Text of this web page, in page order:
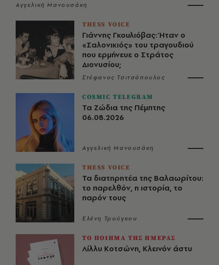
Αγγελική Μανουσάκη
THESS VOICE
Γιάννης Γκουλιόβας: Ήταν ο
«Σαλονικιός» του τραγουδιού
που ερμήνευε ο Στράτος
Διονυσίου;
Στέφανος Τσιτσόπουλος
COSMIC TELEGRAM
Τα Ζώδια της Πέμπτης
06.08.2026
Αγγελική Μανουσάκη
THESS VOICE
Τα διατηρητέα της Βαλαωρίτου:
το παρελθόν, η ιστορία, το
παρόν τους
Ελένη Τρούγκου
ΤΟ ΠΟΙΗΜΑ ΤΗΣ ΗΜΕΡΑΣ
Λίλλυ Κοτσώνη, Κλεινόν άστυ